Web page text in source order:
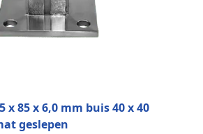
x 85 x 6,0 mm buis 40 x 40
geslepen